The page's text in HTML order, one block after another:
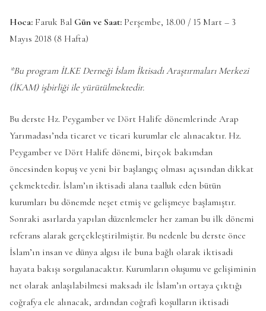
Hoca: Faruk Bal Gün ve Saat: Perşembe, 18.00 / 15 Mart – 3
Mayıs 2018 (8 Hafta)
*Bu program İLKE Derneği İslam İktisadı Araştırmaları Merkezi
(İKAM) işbirliği ile yürütülmektedir.
Bu derste Hz. Peygamber ve Dört Halife dönemlerinde Arap
Yarımadası’nda ticaret ve ticari kurumlar ele alınacaktır. Hz.
Peygamber ve Dört Halife dönemi, birçok bakımdan
öncesinden kopuş ve yeni bir başlangıç olması açısından dikkat
çekmektedir. İslam’ın iktisadi alana taalluk eden bütün
kurumları bu dönemde neşet etmiş ve gelişmeye başlamıştır.
Sonraki asırlarda yapılan düzenlemeler her zaman bu ilk dönemi
referans alarak gerçekleştirilmiştir. Bu nedenle bu derste önce
İslam’ın insan ve dünya algısı ile buna bağlı olarak iktisadi
hayata bakışı sorgulanacaktır. Kurumların oluşumu ve gelişiminin
net olarak anlaşılabilmesi maksadı ile İslam’ın ortaya çıktığı
coğrafya ele alınacak, ardından coğrafi koşulların iktisadi